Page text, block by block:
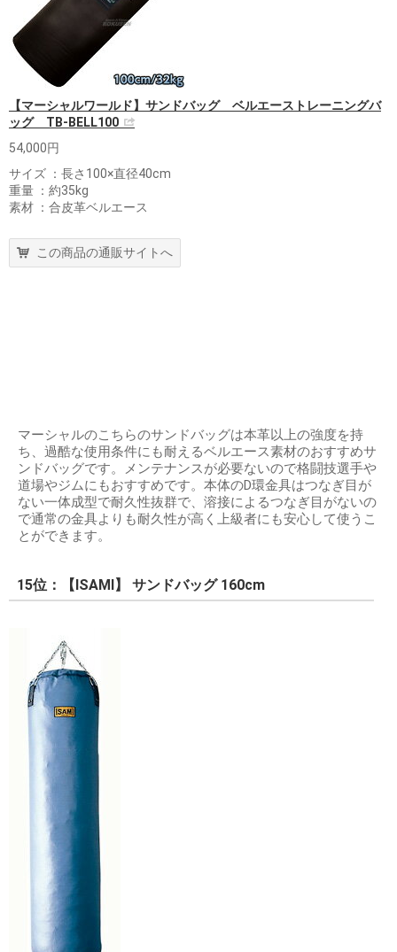
【マーシャルワールド】サンドバッグ ベルエーストレーニングバ
ッグ TB-BELL100
54,000円
サイズ ：長さ100×直径40cm
重量 ：約35kg
素材 ：合皮革ベルエース
この商品の通販サイトへ
マーシャルのこちらのサンドバッグは本革以上の強度を持
ち、過酷な使用条件にも耐えるベルエース素材のおすすめサ
ンドバッグです。メンテナンスが必要ないので格闘技選手や
道場やジムにもおすすめです。本体のD環金具はつなぎ目が
ない一体成型で耐久性抜群で、溶接によるつなぎ目がないの
で通常の金具よりも耐久性が高く上級者にも安心して使うこ
とができます。
15位：【ISAMI】 サンドバッグ 160cm